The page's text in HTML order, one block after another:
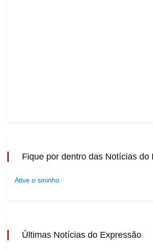
Fique por dentro das Notícias do
Ative o sininho
Últimas Notícias do Expressão